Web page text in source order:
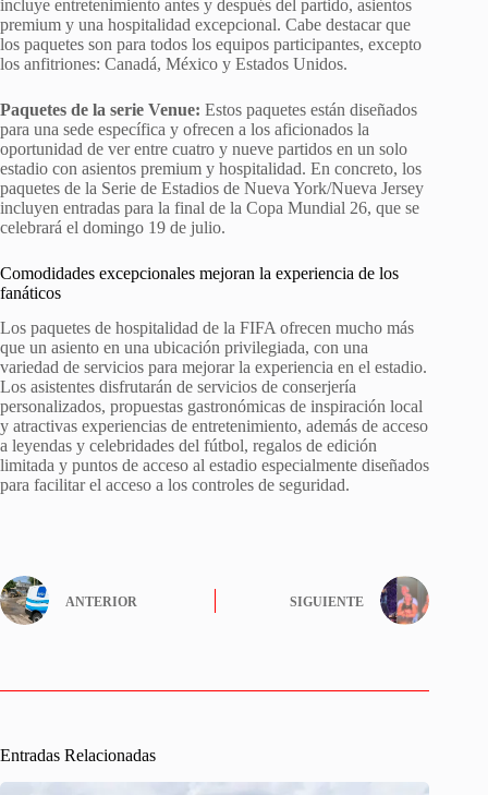
incluye entretenimiento antes y después del partido, asientos
premium y una hospitalidad excepcional. Cabe destacar que
los paquetes son para todos los equipos participantes, excepto
los anfitriones: Canadá, México y Estados Unidos.
Paquetes de la serie Venue: Estos paquetes están diseñados
para una sede específica y ofrecen a los aficionados la
oportunidad de ver entre cuatro y nueve partidos en un solo
estadio con asientos premium y hospitalidad. En concreto, los
paquetes de la Serie de Estadios de Nueva York/Nueva Jersey
incluyen entradas para la final de la Copa Mundial 26, que se
celebrará el domingo 19 de julio.
Comodidades excepcionales mejoran la experiencia de los
fanáticos
Los paquetes de hospitalidad de la FIFA ofrecen mucho más
que un asiento en una ubicación privilegiada, con una
variedad de servicios para mejorar la experiencia en el estadio.
Los asistentes disfrutarán de servicios de conserjería
personalizados, propuestas gastronómicas de inspiración local
y atractivas experiencias de entretenimiento, además de acceso
a leyendas y celebridades del fútbol, regalos de edición
limitada y puntos de acceso al estadio especialmente diseñados
para facilitar el acceso a los controles de seguridad.
ANTERIOR SIGUIENTE
Entradas Relacionadas